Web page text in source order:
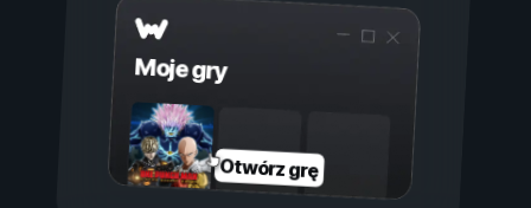
Moje gry
Otwórz grę